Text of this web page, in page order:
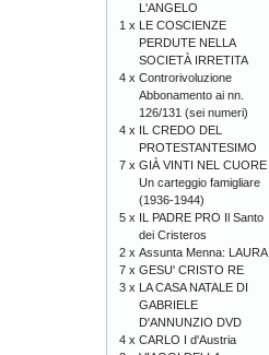
L'ANGELO
1 x LE COSCIENZE
PERDUTE NELLA
SOCIETÀ IRRETITA
4 x Controrivoluzione
Abbonamento ai nn.
126/131 (sei numeri)
4 x IL CREDO DEL
PROTESTANTESIMO
7 x GIÀ VINTI NEL CUORE
Un carteggio famigliare
(1936-1944)
5 x IL PADRE PRO Il Santo
dei Cristeros
2 x Assunta Menna: LAURA
7 x GESU' CRISTO RE
3 x LA CASA NATALE DI
GABRIELE
D'ANNUNZIO DVD
4 x CARLO I d'Austria